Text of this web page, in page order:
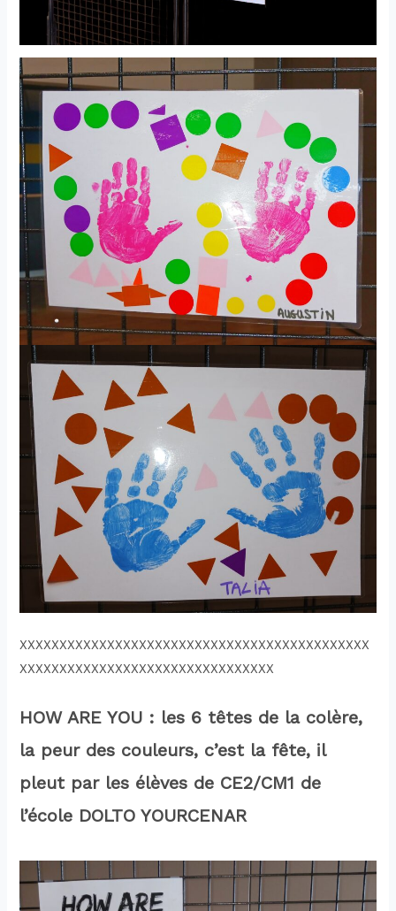
XXXXXXXXXXXXXXXXXXXXXXXXXXXXXXXXXXXXXXXXXXXX
XXXXXXXXXXXXXXXXXXXXXXXXXXXXXXXX
HOW ARE YOU : les 6 têtes de la colère,
la peur des couleurs, c’est la fête, il
pleut par les élèves de CE2/CM1 de
l’école DOLTO YOURCENAR